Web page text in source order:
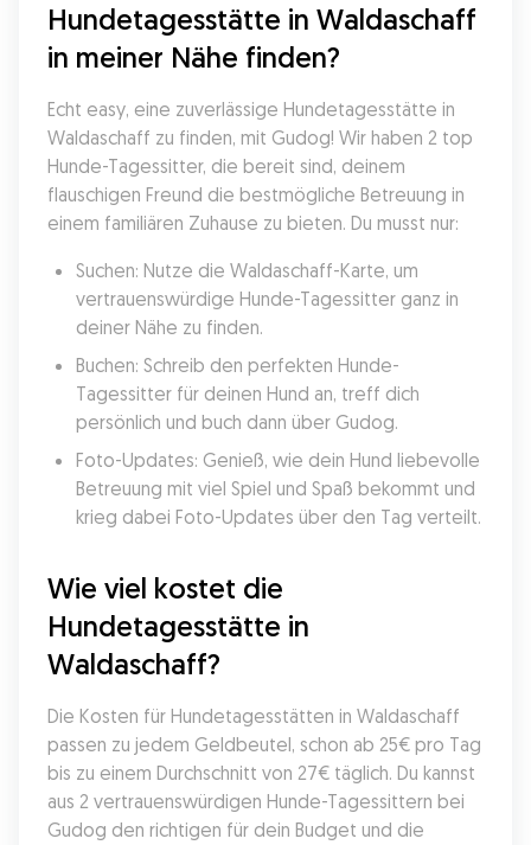
Hundetagesstätte in Waldaschaff
in meiner Nähe finden?
Echt easy, eine zuverlässige Hundetagesstätte in
Waldaschaff zu finden, mit Gudog! Wir haben 2 top
Hunde-Tagessitter, die bereit sind, deinem
flauschigen Freund die bestmögliche Betreuung in
einem familiären Zuhause zu bieten. Du musst nur:
Suchen: Nutze die Waldaschaff-Karte, um
vertrauenswürdige Hunde-Tagessitter ganz in
deiner Nähe zu finden.
Buchen: Schreib den perfekten Hunde-
Tagessitter für deinen Hund an, treff dich
persönlich und buch dann über Gudog.
Foto-Updates: Genieß, wie dein Hund liebevolle
Betreuung mit viel Spiel und Spaß bekommt und
krieg dabei Foto-Updates über den Tag verteilt.
Wie viel kostet die
Hundetagesstätte in
Waldaschaff?
Die Kosten für Hundetagesstätten in Waldaschaff
passen zu jedem Geldbeutel, schon ab 25€ pro Tag
bis zu einem Durchschnitt von 27€ täglich. Du kannst
aus 2 vertrauenswürdigen Hunde-Tagessittern bei
Gudog den richtigen für dein Budget und die